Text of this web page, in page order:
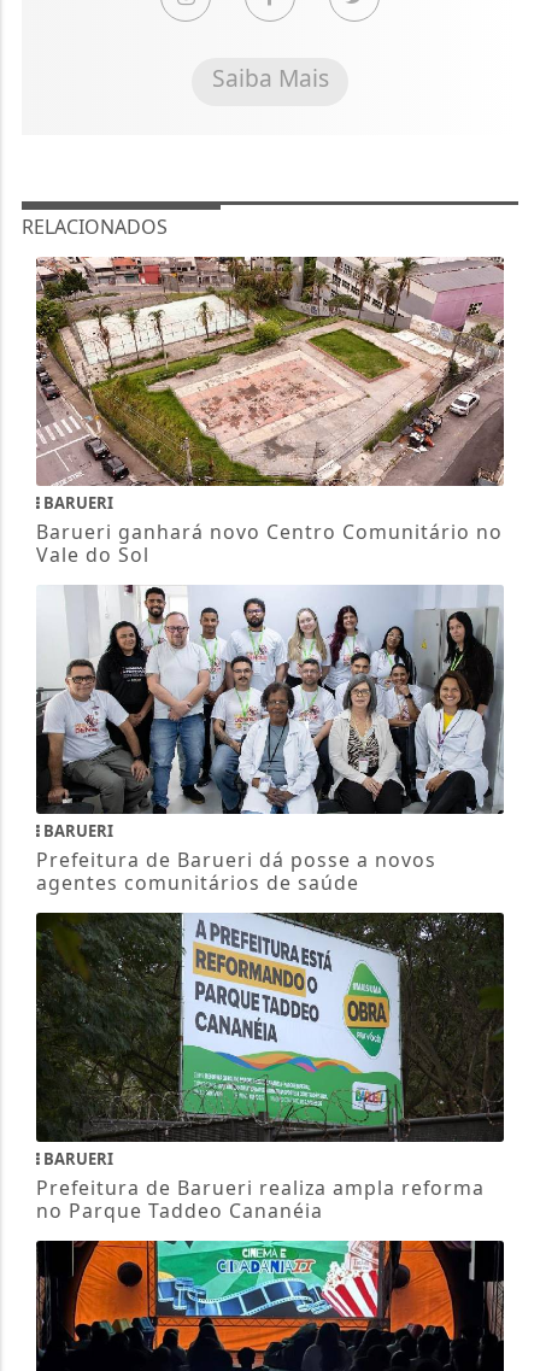
Saiba Mais
RELACIONADOS
BARUERI
Barueri ganhará novo Centro Comunitário no
Vale do Sol
BARUERI
Prefeitura de Barueri dá posse a novos
agentes comunitários de saúde
BARUERI
Prefeitura de Barueri realiza ampla reforma
no Parque Taddeo Cananéia